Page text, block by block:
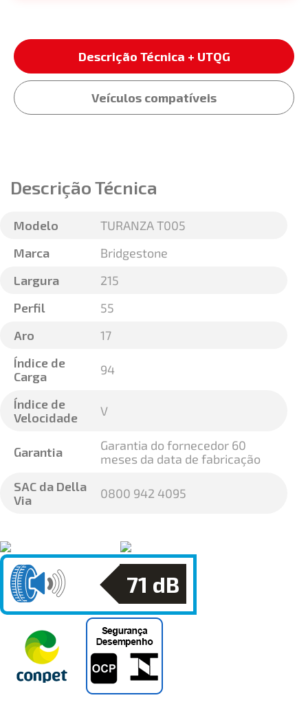
Descrição Técnica + UTQG
Veículos compatíveis
Descrição Técnica
Modelo
TURANZA T005
Marca
Bridgestone
Largura
215
Perfil
55
Aro
17
Índice de
Carga
94
Índice de
Velocidade
V
Garantia
Garantia do fornecedor 60
meses da data de fabricação
SAC da Della
Via
0800 942 4095
71 dB